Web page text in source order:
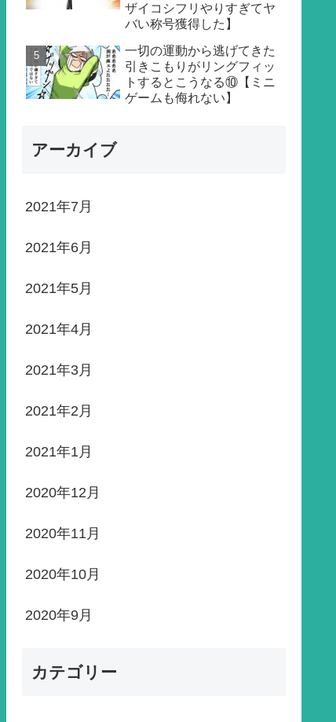
ザイコシフリやりすぎてヤ
バい称号獲得した】
一切の運動から逃げてきた
引きこもりがリングフィッ
トするとこうなる⑩【ミニ
ゲームも侮れない】
アーカイブ
2021年7月
2021年6月
2021年5月
2021年4月
2021年3月
2021年2月
2021年1月
2020年12月
2020年11月
2020年10月
2020年9月
カテゴリー